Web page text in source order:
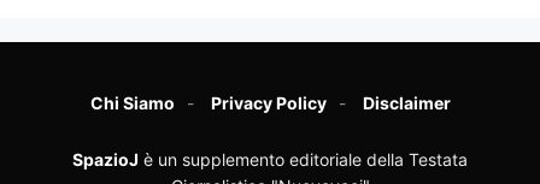
Chi Siamo Privacy Policy Disclaimer
SpazioJ è un supplemento editoriale della Testata